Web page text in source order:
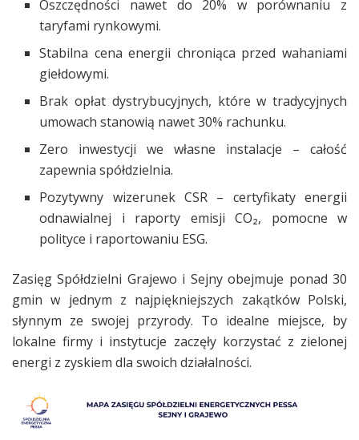
Oszczędności nawet do 20% w porównaniu z
taryfami rynkowymi.
Stabilna cena energii chroniąca przed wahaniami
giełdowymi.
Brak opłat dystrybucyjnych, które w tradycyjnych
umowach stanowią nawet 30% rachunku.
Zero inwestycji we własne instalacje – całość
zapewnia spółdzielnia.
Pozytywny wizerunek CSR – certyfikaty energii
odnawialnej i raporty emisji CO₂, pomocne w
polityce i raportowaniu ESG.
Zasięg Spółdzielni Grajewo i Sejny obejmuje ponad 30
gmin w jednym z najpiękniejszych zakątków Polski,
słynnym ze swojej przyrody. To idealne miejsce, by
lokalne firmy i instytucje zaczęły korzystać z zielonej
energi z zyskiem dla swoich działalności.